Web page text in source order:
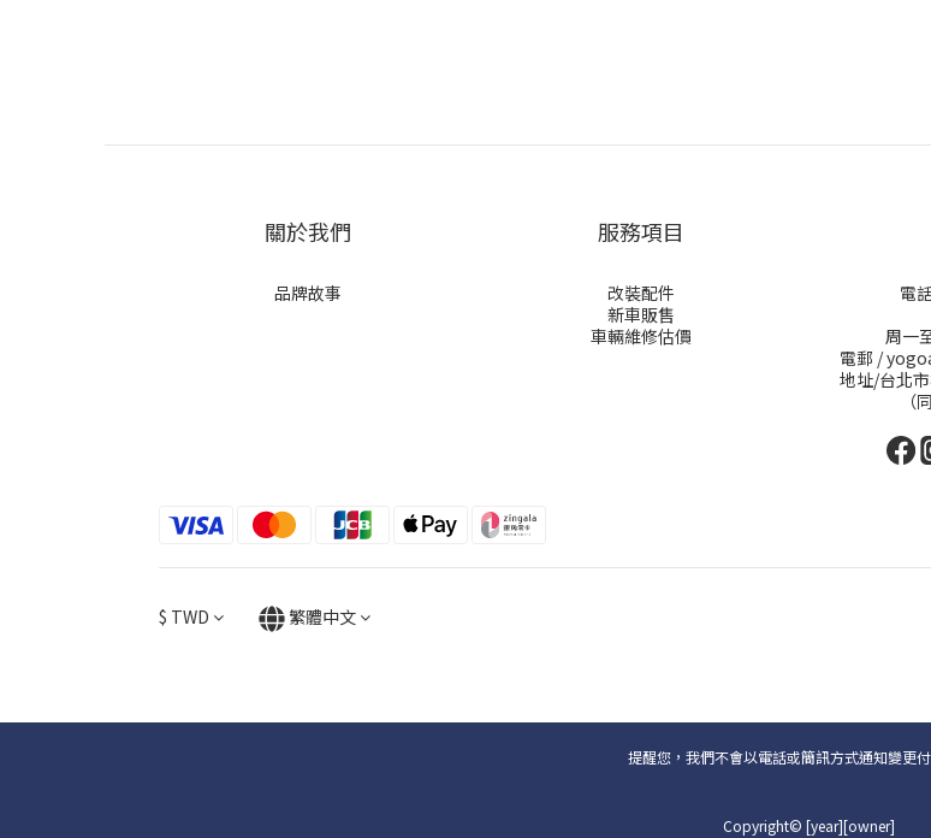
關於我們
品牌故事
服務項目
改裝配件
新車販售
車輛維修估價
電
周一
電郵 /
地址/台北
（
$ TWD 繁體中文
提醒您，我們不會以電話或簡訊方式通知變更
Copyright© [year][owner]